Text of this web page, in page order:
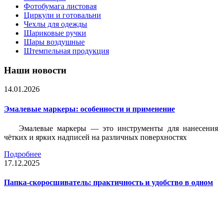
Фотобумага листовая
Циркули и готовальни
Чехлы для одежды
Шариковые ручки
Шары воздушные
Штемпельная продукция
Наши новости
14.01.2026
Эмалевые маркеры: особенности и применение
Эмалевые маркеры — это инструменты для нанесения
чётких и ярких надписей на различных поверхностях
Подробнее
17.12.2025
Папка-скоросшиватель: практичность и удобство в одном